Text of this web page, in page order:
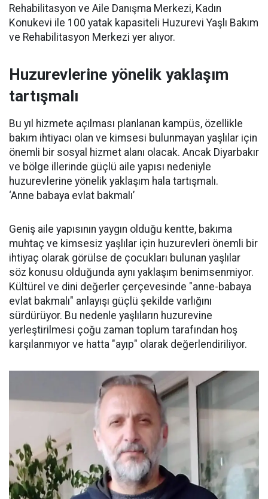
Rehabilitasyon ve Aile Danışma Merkezi, Kadın
Konukevi ile 100 yatak kapasiteli Huzurevi Yaşlı Bakım
ve Rehabilitasyon Merkezi yer alıyor.
Huzurevlerine yönelik yaklaşım
tartışmalı
Bu yıl hizmete açılması planlanan kampüs, özellikle
bakım ihtiyacı olan ve kimsesi bulunmayan yaşlılar için
önemli bir sosyal hizmet alanı olacak. Ancak Diyarbakır
ve bölge illerinde güçlü aile yapısı nedeniyle
huzurevlerine yönelik yaklaşım hala tartışmalı.
‘Anne babaya evlat bakmalı’
Geniş aile yapısının yaygın olduğu kentte, bakıma
muhtaç ve kimsesiz yaşlılar için huzurevleri önemli bir
ihtiyaç olarak görülse de çocukları bulunan yaşlılar
söz konusu olduğunda aynı yaklaşım benimsenmiyor.
Kültürel ve dini değerler çerçevesinde "anne-babaya
evlat bakmalı" anlayışı güçlü şekilde varlığını
sürdürüyor. Bu nedenle yaşlıların huzurevine
yerleştirilmesi çoğu zaman toplum tarafından hoş
karşılanmıyor ve hatta "ayıp" olarak değerlendiriliyor.